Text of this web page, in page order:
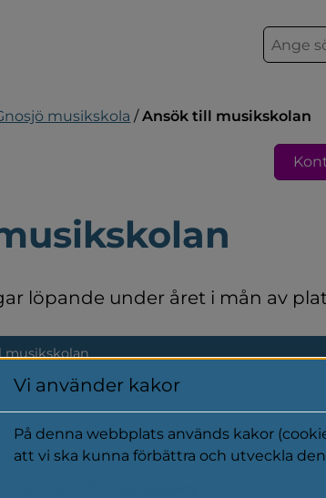
S
ö
musikskola / Ansök till musikskolan
löpande under året i mån av
musikskolan
musikskolan
och med årskurs 3. Intagning sker
Kan vi inte erbjuda plats på önskat
Vi använder kakor
På denna webbplats används kakor
att vi ska kunna förbättra och utveckla